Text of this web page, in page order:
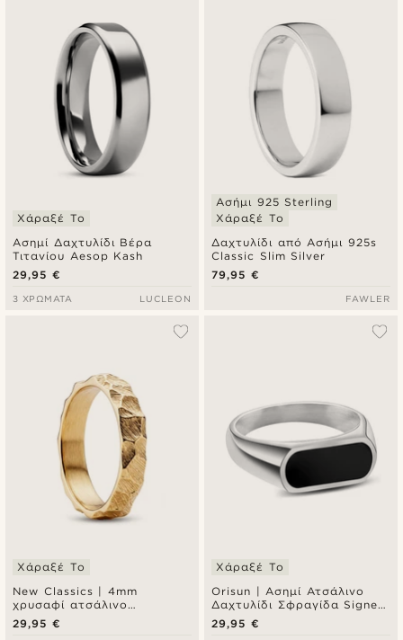
Ασημί Δαχτυλίδι Βέρα
Τιτανίου Aesop Kash
Χάραξέ Το
29,95 €
3 ΧΡΏΜΑΤΑ LUCLEON
Δαχτυλίδι από Ασήμι 925s
Classic Slim Silver
Ασήμι 925 Sterling
Χάραξέ Το
79,95 €
FAWLER
New Classics | 4mm
χρυσαφί ατσάλινο
δαχτυλίδι με ρουστίκ
φινίρισμα
Χάραξέ Το
29,95 €
Orisun | Ασημί Ατσάλινο
Δαχτυλίδι Σφραγίδα Signet
Μαύρος Όνυχας
Χάραξέ Το
29,95 €